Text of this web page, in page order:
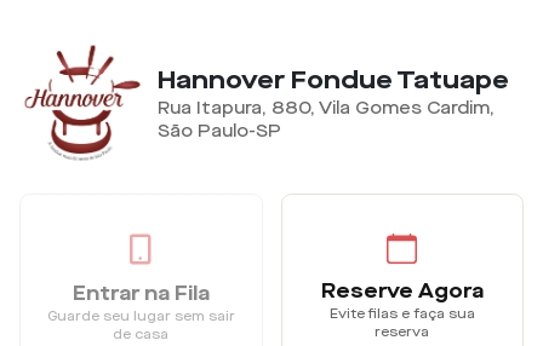
Hannover Fondue Tatuape
Rua Itapura, 880, Vila Gomes Cardim,
São Paulo-SP
Entrar na Fila
Guarde seu lugar sem sair
de casa
Reserve Agora
Evite filas e faça sua
reserva